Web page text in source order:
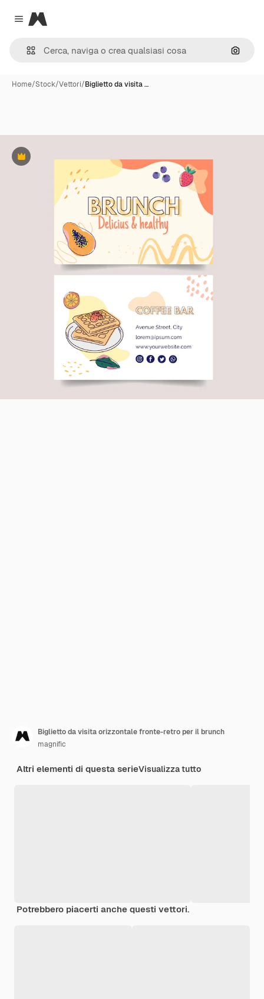
Close menu
Magnific
Cerca
Home/Stock/Vettori/Biglietto da visita …
Premium
Biglietto da visita orizzontale fronte-retro per il brunch
magnific
Altri elementi di questa serieVisualizza tutto
Potrebbero piacerti anche questi vettori.